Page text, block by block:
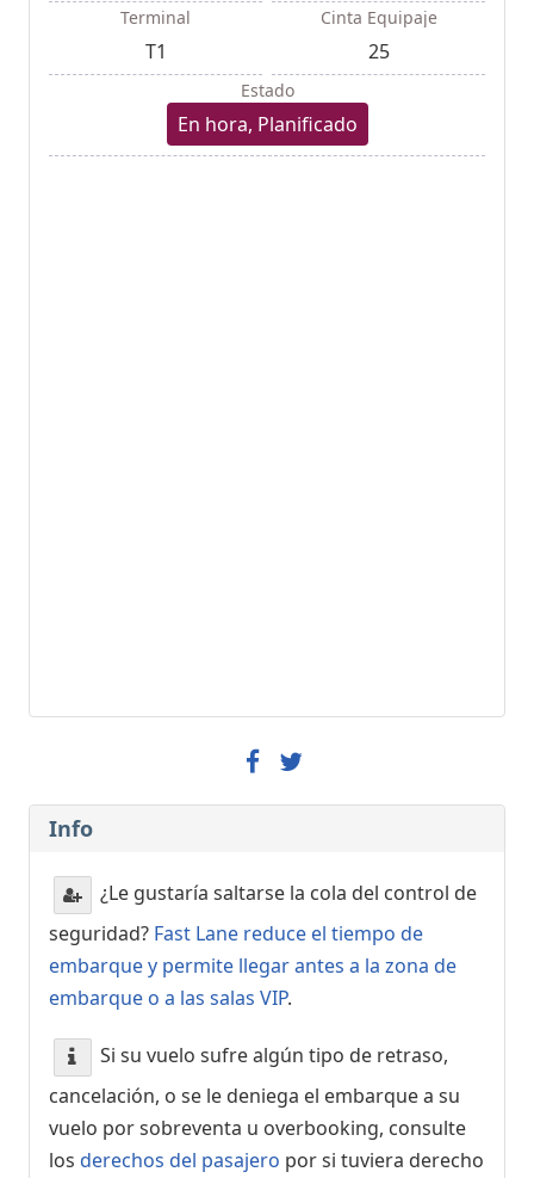
Terminal
T1
Cinta Equipaje
25
Estado
En hora, Planificado
Info
¿Le gustaría saltarse la cola del control de
seguridad? Fast Lane reduce el tiempo de
embarque y permite llegar antes a la zona de
embarque o a las salas VIP.
Si su vuelo sufre algún tipo de retraso,
cancelación, o se le deniega el embarque a su
vuelo por sobreventa u overbooking, consulte
los derechos del pasajero por si tuviera derecho